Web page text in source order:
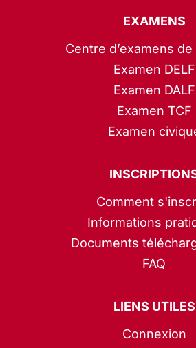
EXAMENS
Centre d’examens
Examen DELF
Examen DALF
Examen TCF
Examen
Comment
Informations
Documents
FAQ
LIENS UTILES
Connexion